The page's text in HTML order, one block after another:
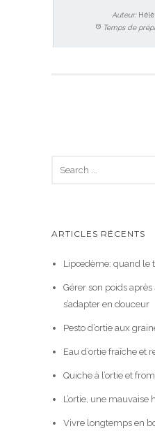
Auteur:
Temps de
ARTICLES RÉCENTS
Lipœdème: quand le
Gérer son poids
s’adapter en douceur
Pesto d’ortie aux
Eau d’ortie fraîche et
Quiche à l’ortie et
L’ortie, une mauvaise
Vivre longtemps en